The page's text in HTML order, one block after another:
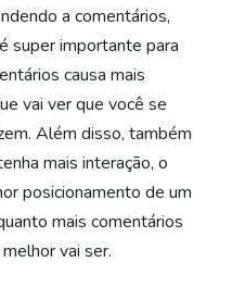
a comentários,
super importante para
causa mais
vai ver que você se
Além disso, também
mais interação, o
posicionamento de um
mais comentários
vai ser.